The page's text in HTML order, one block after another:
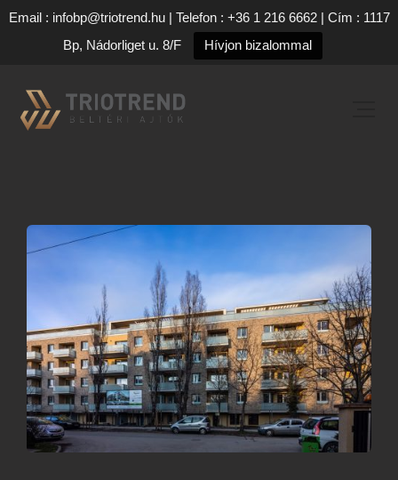
Email : infobp@triotrend.hu | Telefon : +36 1 216 6662 | Cím : 1117
Bp, Nádorliget u. 8/F
Hívjon bizalommal